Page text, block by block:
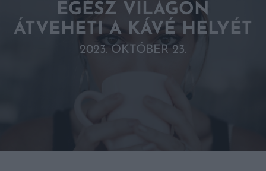
EGÉSZ VILÁGON
ÁTVEHETI A KÁVÉ HELYÉT
2023. OKTÓBER 23.